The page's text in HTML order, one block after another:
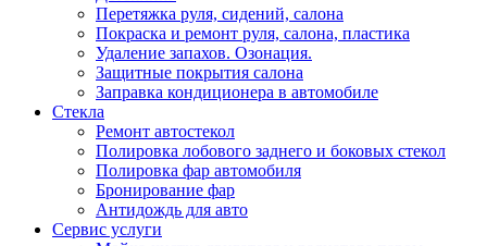
Перетяжка руля, сидений, салона
Покраска и ремонт руля, салона, пластика
Удаление запахов. Озонация.
Защитные покрытия салона
Заправка кондиционера в автомобиле
Стекла
Ремонт автостекол
Полировка лобового заднего и боковых стекол
Полировка фар автомобиля
Бронирование фар
Антидождь для авто
Сервис услуги